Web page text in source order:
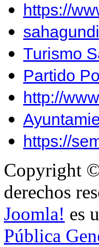
https://
Turismo
Partido
http://
https://
Copyright
derechos
Joomla! es
Pública